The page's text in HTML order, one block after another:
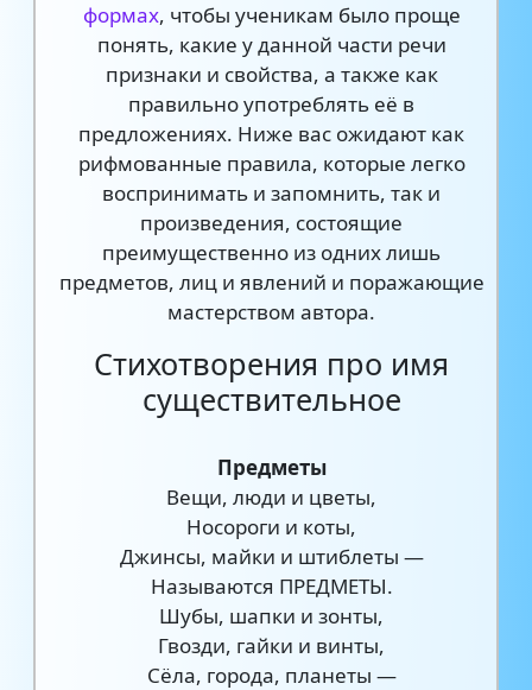
формах, чтобы ученикам было проще
понять, какие у данной части речи
признаки и свойства, а также как
правильно употреблять её в
предложениях. Ниже вас ожидают как
рифмованные правила, которые легко
воспринимать и запомнить, так и
произведения, состоящие
преимущественно из одних лишь
предметов, лиц и явлений и поражающие
мастерством автора.
Стихотворения про имя
существительное
Предметы
Вещи, люди и цветы,
Носороги и коты,
Джинсы, майки и штиблеты —
Называются ПРЕДМЕТЫ.
Шубы, шапки и зонты,
Гвозди, гайки и винты,
Сёла, города, планеты —